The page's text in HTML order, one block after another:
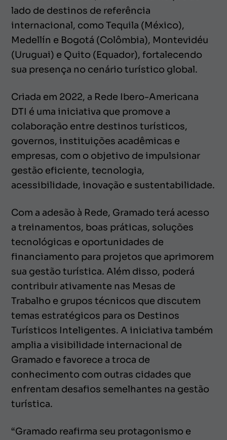
lado de destinos de referência
internacional, como Tequila (México),
Medellín e Bogotá (Colômbia), Montevidéu
(Uruguai) e Quito (Equador), fortalecendo
sua presença no cenário turístico global.
Criada em 2022, a Rede Ibero-Americana
DTI é uma iniciativa que promove a
colaboração entre destinos turísticos,
governos, instituições acadêmicas e
empresas, com o objetivo de impulsionar
gestão eficiente, tecnologia,
acessibilidade, inovação e sustentabilidade.
Com a adesão à Rede, Gramado terá acesso
a treinamentos, boas práticas, soluções
tecnológicas e oportunidades de
financiamento para projetos que aprimorem
sua gestão turística. Além disso, poderá
contribuir ativamente nas Mesas de
Trabalho e grupos técnicos que discutem
temas estratégicos para os Destinos
Turísticos Inteligentes. A iniciativa também
amplia a visibilidade internacional de
Gramado e favorece a troca de
conhecimento com outras cidades que
enfrentam desafios semelhantes na gestão
turística.
“Gramado reafirma seu protagonismo e